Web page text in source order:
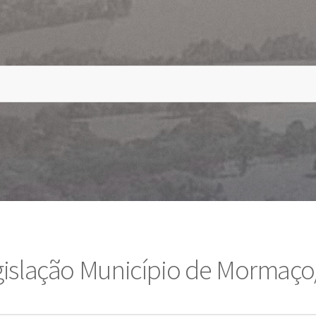
Município de